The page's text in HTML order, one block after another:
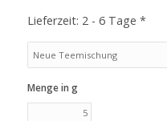
Lieferzeit: 2 - 6 Tage *
Menge in g